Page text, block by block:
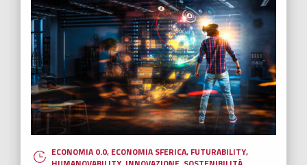
ECONOMIA 0.0, ECONOMIA SFERICA, FUTURABILITY,